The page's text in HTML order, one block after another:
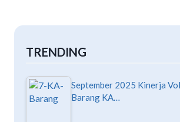
TRENDING
September 2025 Kinerja
Barang KA…